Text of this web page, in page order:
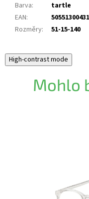
Barva:
tartle
EAN:
Rozměry: 51-15-140
High-contrast mode
Mohlo